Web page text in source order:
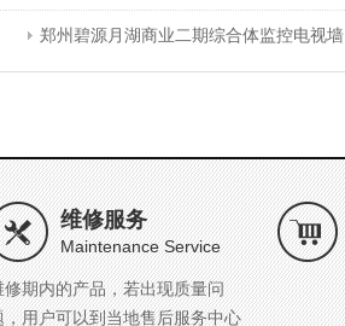
郑州碧源月湖商业二期综合体监控电视墙
维修服务
Maintenance Service
修期内的产品，若出现质量问
，用户可以到当地售后服务中心